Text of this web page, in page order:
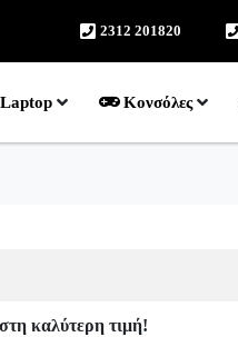
2312 201820
Κονσόλες
στη καλύτερη τιμή!